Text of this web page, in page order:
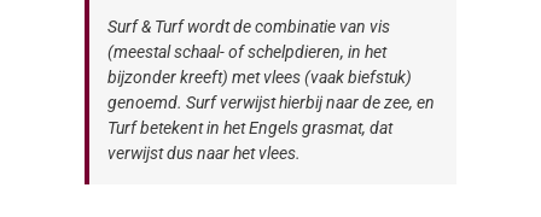
Surf & Turf wordt de combinatie van vis
(meestal schaal- of schelpdieren, in het
bijzonder kreeft) met vlees (vaak biefstuk)
genoemd. Surf verwijst hierbij naar de zee, en
Turf betekent in het Engels grasmat, dat
verwijst dus naar het vlees.